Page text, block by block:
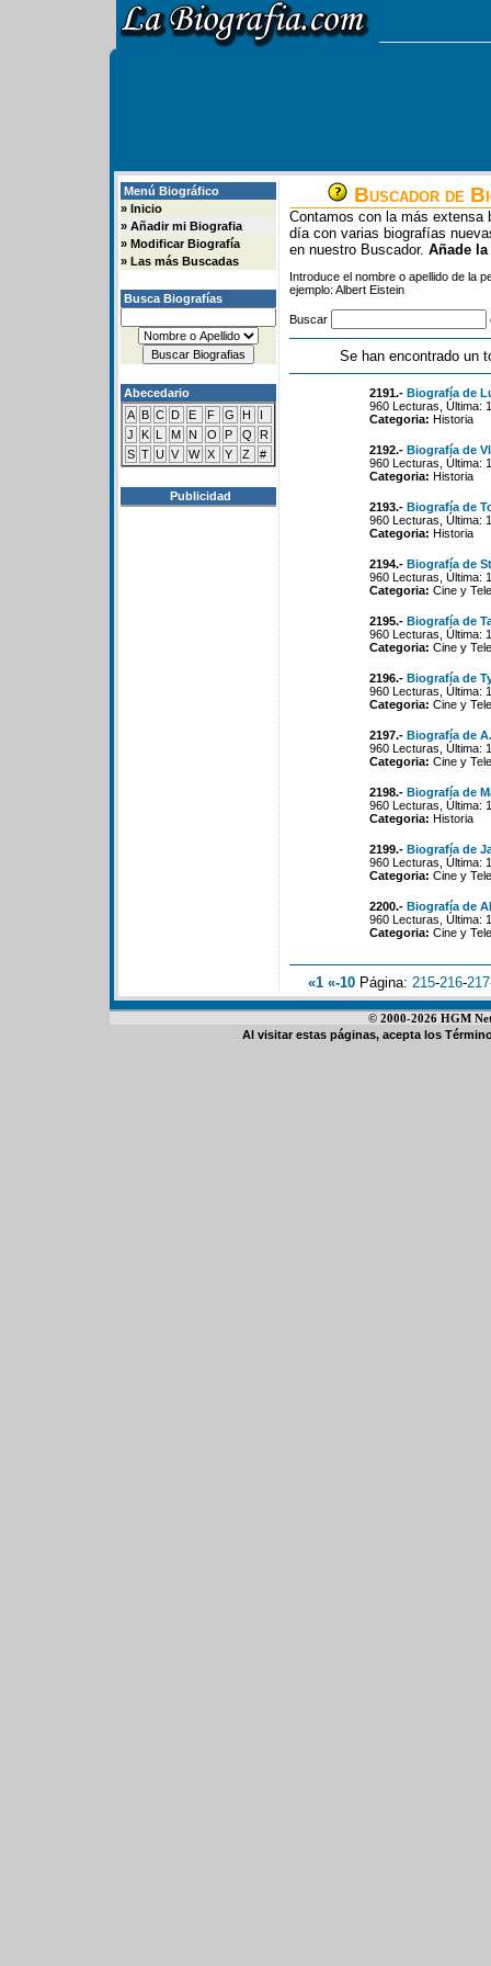
Menú Biográfico
» Inicio
» Añadir mi Biografia
» Modificar Biografía
» Las más Buscadas
Busca Biografías
Abecedario
A B C D E F G H
I
J
K L M N O P Q
R
S T U V W X Y Z #
Publicidad
Buscador de
Contamos con la más extensa
día con varias biografías
en nuestro Buscador. Añade
Introduce el nombre o apellido de la
ejemplo: Albert Eistein
Buscar
Se han encontrado un
2191.- Biografía de
960 Lecturas, Última:
Categoria: Historia
2192.- Biografía de
960 Lecturas, Última:
Categoria: Historia
2193.- Biografía de
960 Lecturas, Última:
Categoria: Historia
2194.- Biografía de
960 Lecturas, Última:
Categoria: Cine y
2195.- Biografía de
960 Lecturas, Última:
Categoria: Cine y
2196.- Biografía de
960 Lecturas, Última:
Categoria: Cine y
2197.- Biografía de
960 Lecturas, Última:
Categoria: Cine y
2198.- Biografía de
960 Lecturas, Última:
Categoria: Historia
2199.- Biografía de
960 Lecturas, Última:
Categoria: Cine y
2200.- Biografía de
960 Lecturas, Última:
Categoria: Cine y
«1 «-10 Página: 215-216-217
© 2000-2026 HGM
Al visitar estas páginas, acepta los